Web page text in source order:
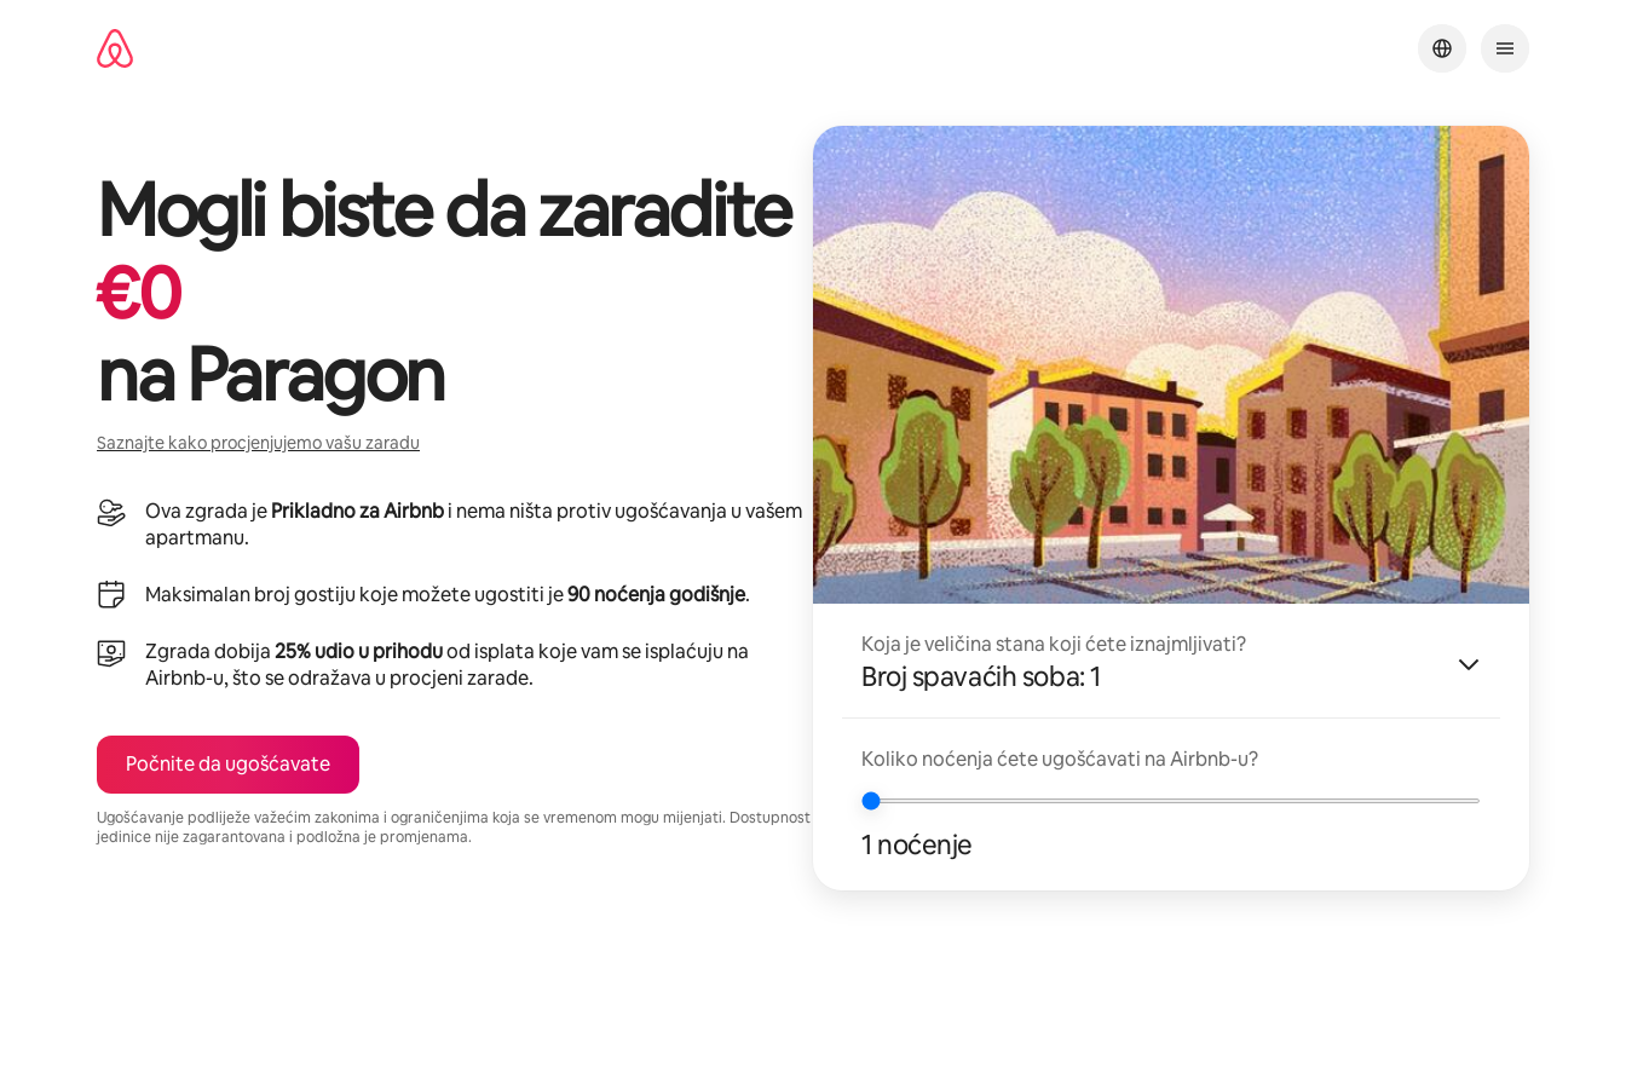
Mogli biste da zaradite
€0
naParagon
Saznajte kako procjenjujemo vašu zaradu
Ova zgrada jePrikladno za Airbnbi nema ništa protiv ugošćavanja u vašem
apartmanu.
Maksimalan broj gostiju koje možete ugostiti je90 noćenja godišnje.
Zgrada dobija25% udio u prihoduod isplata koje vam se isplaćuju na
Airbnb-u, što se odražava u procjeni zarade.
Počnite da ugošćavate
Ugošćavanje podliježe važećim zakonima i ograničenjima koja se vremenom mogu mijenjati. Dostupnost
jedinice nije zagarantovana i podložna je promjenama.
Koja je veličina stana koji ćete iznajmljivati?
Broj spavaćih soba: 1
Koliko noćenja ćete ugošćavati na Airbnb-u?
1 noćenje